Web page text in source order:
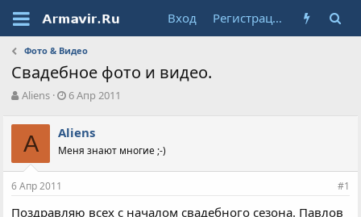
Вход Регистрация
Фото & Видео
Свадебное фото и видео.
А
т
р
т
е
ы
Aliens
Д
а
н
л
6 Апр 2011
A Aliens
Меня знают многие ;-)
6 Апр 2011 #1
Поздравляю всех с началом свадебного сезона. Павлов